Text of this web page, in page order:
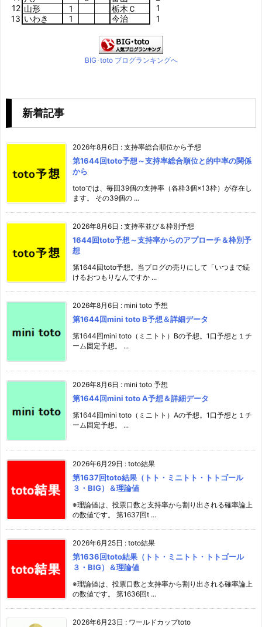
12 山形 1 栃木Ｃ
1
13 いわき 1 今治 1
BIG･toto ブログランキングへ
新着記事
2026年8月6日 : 支持率総合順位から予想
第1644回toto予想～支持率総合順位と的中率の関係
から
totoでは、毎回39個の支持率（各枠3個×13枠）が存在し
ます。 その39個の ...
2026年8月6日 : 支持率並び＆枠別予想
1644回toto予想～支持率からのアプローチ＆枠別予
想
第1644回toto予想。当ブログの売りにして「いつまで続
けるおつもりなんですか ...
2026年8月6日 : mini toto 予想
第1644回mini toto B予想＆詳細データ
第1644回mini toto（ミニトト）Bの予想。1口予想と１チ
ーム固定予想。 ...
2026年8月6日 : mini toto 予想
第1644回mini toto A予想＆詳細データ
第1644回mini toto（ミニトト）Aの予想。1口予想と１チ
ーム固定予想。 ...
2026年6月29日 : toto結果
第1637回toto結果（トト・ミニトト・トトゴール
３・BIG）＆理論値
※理論値は、投票口数と支持率から割り出される確率論上
の数値です。 第1637回t ...
2026年6月25日 : toto結果
第1636回toto結果（トト・ミニトト・トトゴール
３・BIG）＆理論値
※理論値は、投票口数と支持率から割り出される確率論上
の数値です。 第1636回t ...
2026年6月23日 : ワールドカップtoto